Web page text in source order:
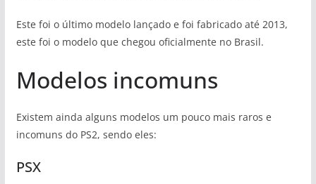
Este foi o último modelo lançado e foi fabricado até 2013,
este foi o modelo que chegou oficialmente no Brasil.
Modelos incomuns
Existem ainda alguns modelos um pouco mais raros e
incomuns do PS2, sendo eles:
PSX